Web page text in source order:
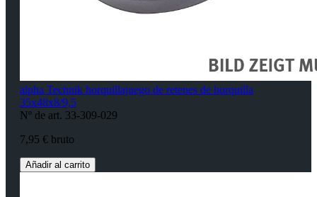
alpha Technik horquillajuego de retenes de horquilla
35x48x8/9,5
Nº de art. 33-309-029
7,95 € bruto
Añadir al carrito